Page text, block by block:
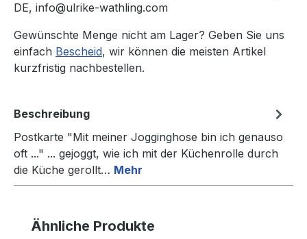
DE, info@ulrike-wathling.com
Gewünschte Menge nicht am Lager? Geben Sie uns
einfach Bescheid, wir können die meisten Artikel
kurzfristig nachbestellen.
Beschreibung
Postkarte "Mit meiner Jogginghose bin ich genauso
oft ..." ... gejoggt, wie ich mit der Küchenrolle durch
die Küche gerollt… Mehr
Produktgalerie überspringen
Ähnliche Produkte